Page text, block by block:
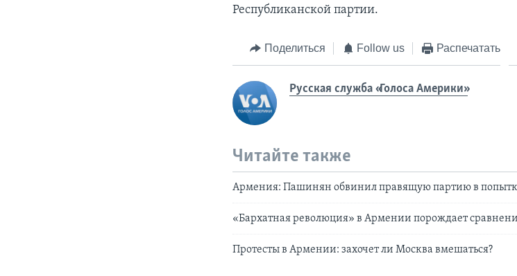
Республиканской партии.
Поделиться Follow us Распечатать
Русская служба «Голоса Америки»
Читайте также
Армения: Пашинян обвинил правящую партию в
«Бархатная революция» в Армении порождает
Протесты в Армении: захочет ли Москва вмешаться?